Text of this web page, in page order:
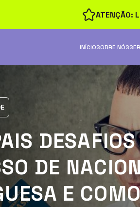
ATENÇÃO:
INÍCIOSOBRE NÓS
DE
E